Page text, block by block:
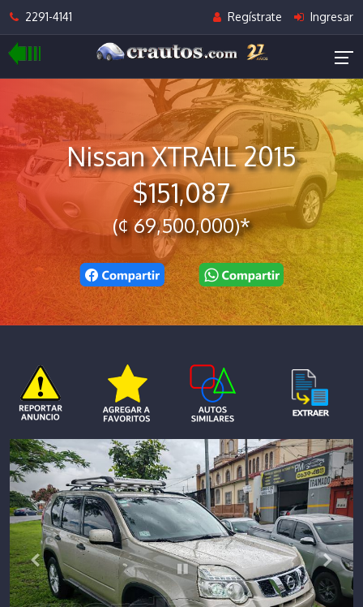
2291-4141 Regístrate Ingresar
Nissan XTRAIL 2015
$151,087
(¢ 69,500,000)*